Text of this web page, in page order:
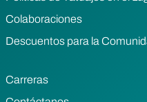
Colaboraciones
Descuentos para la
Carreras